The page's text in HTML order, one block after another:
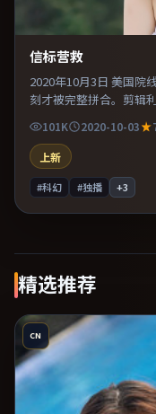
信标营救
2020年10月3日 美国院
刻才被完整拼合。剪辑
101K 2020-10-03
上新
#科幻 #独播 +3
精选推荐
CN